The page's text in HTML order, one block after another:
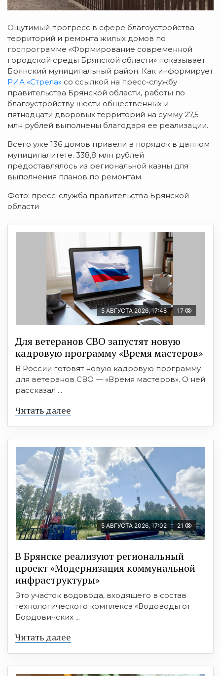
Ощутимый прогресс в сфере благоустройства
территорий и ремонта жилых домов по
госпрограмме «Формирование современной
городской среды Брянской области» показывает
Брянский муниципальный район. Как информирует
РИА «Стрела» со ссылкой на пресс-службу
правительства Брянской области, работы по
благоустройству шести общественных и
пятнадцати дворовых территорий на сумму 27,5
млн рублей выполнены благодаря ее реализации.
Всего уже 136 домов привели в порядок в данном
муниципалитете. 338,8 млн рублей
предоставлялось из региональной казны для
выполнения планов по ремонтам.
Фото: пресс-служба правительства Брянской
области
5 АВГУСТА 2026, 17:48 17
Для ветеранов СВО запустят новую
кадровую программу «Время мастеров»
В России готовят новую кадровую программу
для ветеранов СВО — «Время мастеров». О ней
рассказал ...
Читать далее
5 АВГУСТА 2026, 17:02 21
В Брянске реализуют региональный
проект «Модернизация коммунальной
инфраструктуры»
Это участок водовода, входящего в состав
технологического комплекса «Водоводы от
Бордовичских ...
Читать далее